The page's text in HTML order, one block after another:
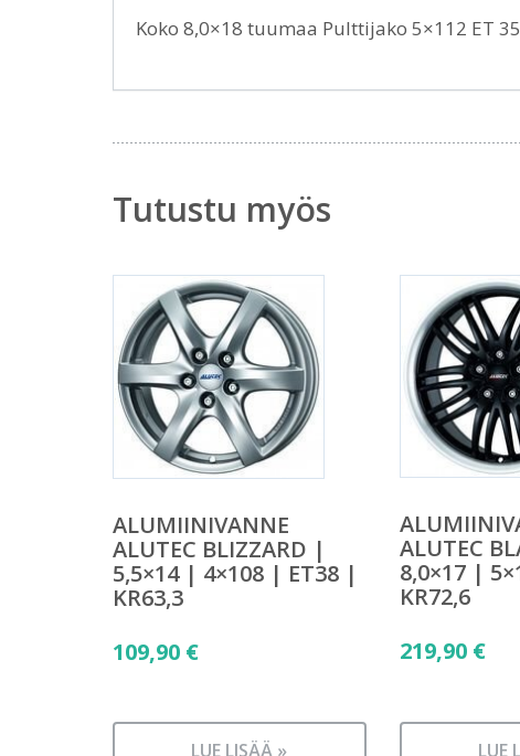
Koko 8,0×18 tuumaa Pulttijako 5×112 ET
Tutustu myös
ALUMIINIVANNE
ALUTEC BLIZZARD |
5,5×14 | 4×108 | ET38 |
KR63,3
109,90 €
LUE LISÄÄ »
ALUTEC
8,0×17 |
KR72,6
219,90 €
LUE